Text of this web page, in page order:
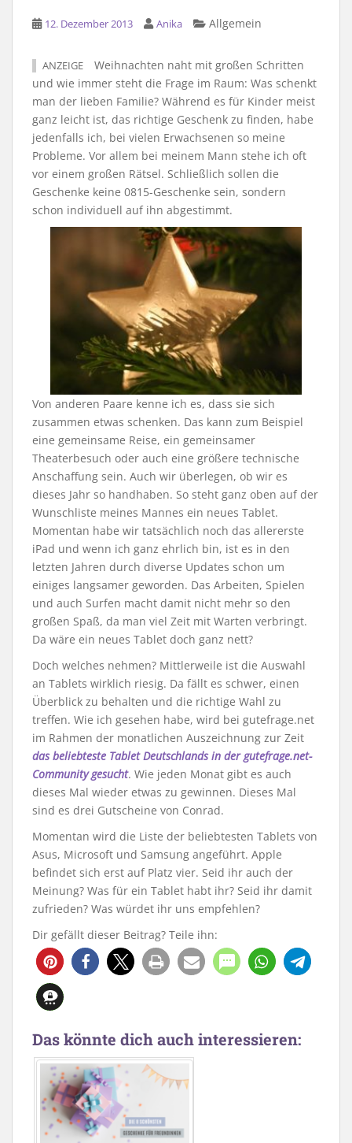
12. Dezember 2013 Anika Allgemein
ANZEIGE
Weihnachten naht mit großen Schritten
und wie immer steht die Frage im Raum: Was schenkt
man der lieben Familie? Während es für Kinder meist
ganz leicht ist, das richtige Geschenk zu finden, habe
jedenfalls ich, bei vielen Erwachsenen so meine
Probleme. Vor allem bei meinem Mann stehe ich oft
vor einem großen Rätsel. Schließlich sollen die
Geschenke keine 0815-Geschenke sein, sondern
schon individuell auf ihn abgestimmt.
Von anderen Paare kenne ich es, dass sie sich
zusammen etwas schenken. Das kann zum Beispiel
eine gemeinsame Reise, ein gemeinsamer
Theaterbesuch oder auch eine größere technische
Anschaffung sein. Auch wir überlegen, ob wir es
dieses Jahr so handhaben. So steht ganz oben auf der
Wunschliste meines Mannes ein neues Tablet.
Momentan habe wir tatsächlich noch das allererste
iPad und wenn ich ganz ehrlich bin, ist es in den
letzten Jahren durch diverse Updates schon um
einiges langsamer geworden. Das Arbeiten, Spielen
und auch Surfen macht damit nicht mehr so den
großen Spaß, da man viel Zeit mit Warten verbringt.
Da wäre ein neues Tablet doch ganz nett?
Doch welches nehmen? Mittlerweile ist die Auswahl
an Tablets wirklich riesig. Da fällt es schwer, einen
Überblick zu behalten und die richtige Wahl zu
treffen. Wie ich gesehen habe, wird bei gutefrage.net
im Rahmen der monatlichen Auszeichnung zur Zeit
das beliebteste Tablet Deutschlands in der gutefrage.net-
Community gesucht. Wie jeden Monat gibt es auch
dieses Mal wieder etwas zu gewinnen. Dieses Mal
sind es drei Gutscheine von Conrad.
Momentan wird die Liste der beliebtesten Tablets von
Asus, Microsoft und Samsung angeführt. Apple
befindet sich erst auf Platz vier. Seid ihr auch der
Meinung? Was für ein Tablet habt ihr? Seid ihr damit
zufrieden? Was würdet ihr uns empfehlen?
Dir gefällt dieser Beitrag? Teile ihn:
Das könnte dich auch interessieren: